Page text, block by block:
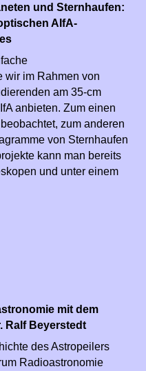
und Sternhaufen:
AIfA-
wir im Rahmen von
am 35-cm
anbieten. Zum einen
zum anderen
von Sternhaufen
kann man bereits
und unter einem
mit dem
Ralf Beyerstedt
des Astropeilers
Radioastronomie